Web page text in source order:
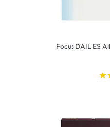
Focus DAILIES